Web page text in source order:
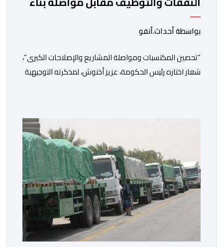
الدولة الاجتماعية والاستثمار
بواسطة أحداث.أنفو
“تحصين المكتسبات ومواصلة المشاريع والإصلاحات الكبرى”،
شعار اختاره رئيس الحكومة، عزيز أخنوش، لمذكرته التوجيهية
الحكومية. هذه الرسالة التأطيرية ارتكزت على 4 أولويات، كما
حملت ألحت على ضرورة عقلنة نفقات التسيير، بل وتقييد
التوظيف إلا في حالة الضرورة. […]